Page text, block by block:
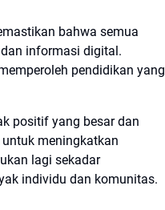
bahwa semua
informasi digital.
pendidikan yang
positif yang besar dan
meningkatkan
lagi sekadar
individu dan komunitas.